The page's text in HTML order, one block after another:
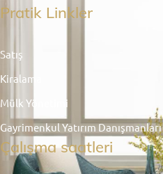
Pratik Linkler
Satış
Kiralama
Mülk Yönetimi
Gayrimenkul Yatırım Danışmanları
Çalışma saatleri